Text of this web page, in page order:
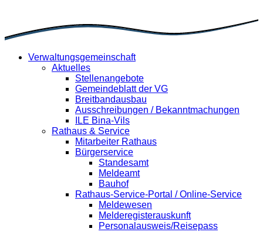
Verwaltungsgemeinschaft
Aktuelles
Stellenangebote
Gemeindeblatt der VG
Breitbandausbau
Ausschreibungen / Bekanntmachungen
ILE Bina-Vils
Rathaus & Service
Mitarbeiter Rathaus
Bürgerservice
Standesamt
Meldeamt
Bauhof
Rathaus-Service-Portal / Online-Service
Meldewesen
Melderegisterauskunft
Personalausweis/Reisepass